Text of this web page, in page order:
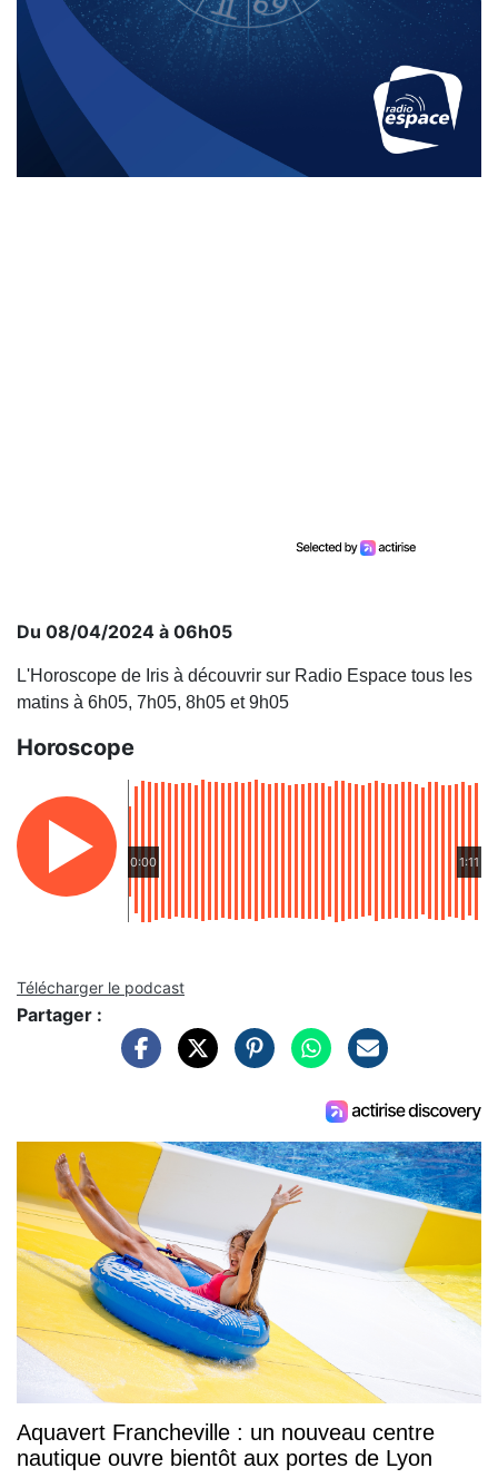
Du 08/04/2024 à 06h05
L'Horoscope de Iris à découvrir sur Radio Espace tous les
matins à 6h05, 7h05, 8h05 et 9h05
Horoscope
0:00 1:11
Télécharger le podcast
Partager :
Aquavert Francheville : un nouveau centre
nautique ouvre bientôt aux portes de Lyon